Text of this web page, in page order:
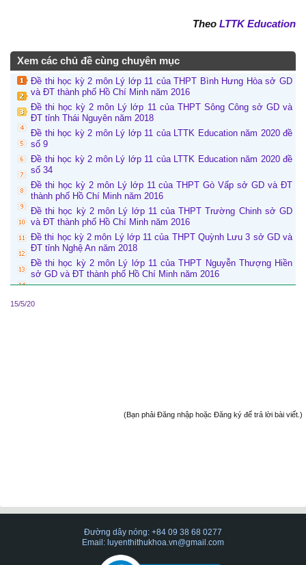
Theo LTTK Education
Xem các chủ đề cùng chuyên mục
Đề thi học kỳ 2 môn Lý lớp 11 của THPT Bình Hưng Hòa sở GD
và ĐT thành phố Hồ Chí Minh năm 2016
Đề thi học kỳ 2 môn Lý lớp 11 của THPT Sông Công sở GD và
ĐT tỉnh Thái Nguyên năm 2018
Đề thi học kỳ 2 môn Lý lớp 11 của LTTK Education năm 2020 đề
số 9
Đề thi học kỳ 2 môn Lý lớp 11 của LTTK Education năm 2020 đề
số 34
Đề thi học kỳ 2 môn Lý lớp 11 của THPT Gò Vấp sở GD và ĐT
thành phố Hồ Chí Minh năm 2016
Đề thi học kỳ 2 môn Lý lớp 11 của THPT Trường Chinh sở GD
và ĐT thành phố Hồ Chí Minh năm 2016
Đề thi học kỳ 2 môn Lý lớp 11 của THPT Quỳnh Lưu 3 sở GD và
ĐT tỉnh Nghệ An năm 2018
Đề thi học kỳ 2 môn Lý lớp 11 của THPT Nguyễn Thượng Hiền
sở GD và ĐT thành phố Hồ Chí Minh năm 2016
15/5/20
(Bạn phải Đăng nhập hoặc Đăng ký để trả lời bài viết.)
Đường dây nóng: +84 09 38 68 0277
Email: luyenthithukhoa.vn@gmail.com